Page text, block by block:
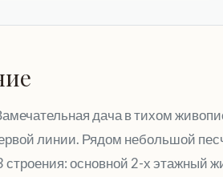
дача в тихом
линии. Рядом небольшой
строения: основной 2-х этажный